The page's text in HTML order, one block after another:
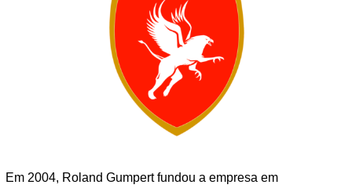
Em 2004, Roland Gumpert fundou a empresa em